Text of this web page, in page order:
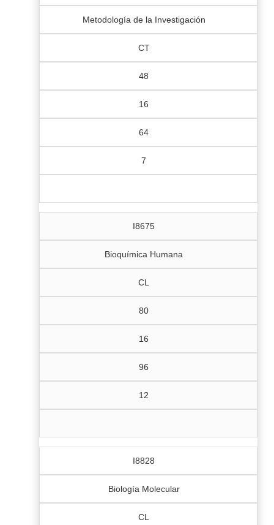
Metodología de la Investigación
CT
48
16
64
7
I8675
Bioquímica Humana
CL
80
16
96
12
I8828
Biología Molecular
CL